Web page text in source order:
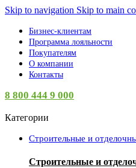
Skip to navigation Skip to main
Бизнес-клиентам
Программа лояльности
Покупателям
О компании
Контакты
8 800 444 9 000
Категории
Строительные и
Строительные и